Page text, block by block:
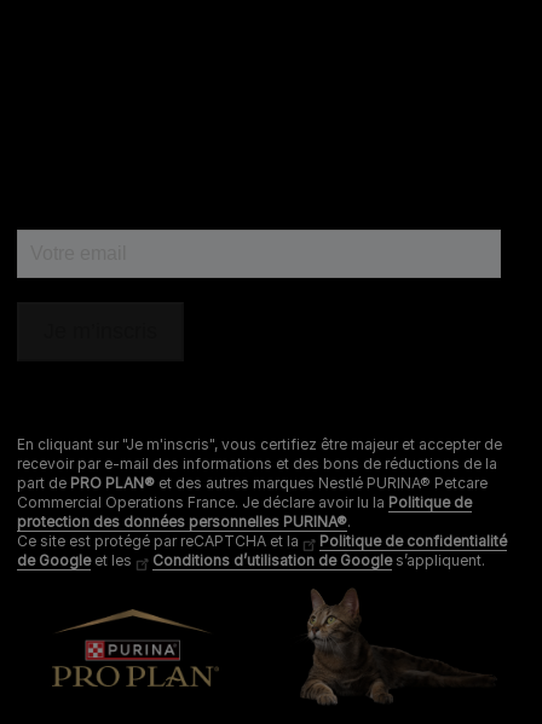
Conseils et articles personnalisés aux besoins de votre
En cliquant sur "Je m'inscris", vous certifiez être majeur et accepter de
recevoir par e-mail des informations et des bons de réductions de la
part de PRO PLAN® et des autres marques Nestlé PURINA® Petcare
Commercial Operations France. Je déclare avoir lu la Politique de
protection des données personnelles PURINA®.
Ce site est protégé par reCAPTCHA et la
Politique de confidentialité
de Googleet les Conditions d’utilisation de Googles’appliquent.